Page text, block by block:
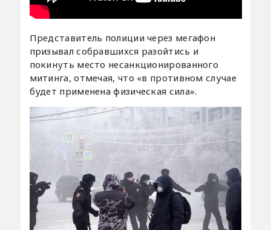
Представитель полиции через мегафон
призывал собравшихся разойтись и
покинуть место несанкционированного
митинга, отмечая, что «в противном случае
будет применена физическая сила».